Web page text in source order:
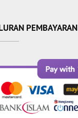
PEMBAYARAN